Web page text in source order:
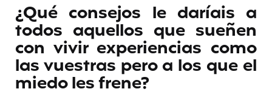
¿Qué consejos le daríais a
todos aquellos que sueñen
con vivir experiencias como
las vuestras pero a los que el
miedo les frene?